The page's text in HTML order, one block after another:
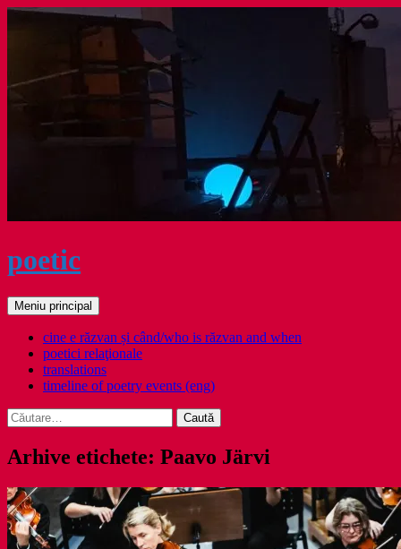
Sari
poetic
Caută
Meniu principal
cine e răzvan și când/who is răzvan and when
poetici relaţionale
translations
timeline of poetry events (eng)
Caută
după:
Arhive etichete: Paavo Järvi